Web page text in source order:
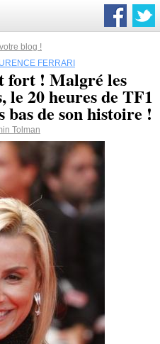
blog !
FERRARI
fort ! Malgré les
le 20 heures de TF1
de son histoire !
Tolman